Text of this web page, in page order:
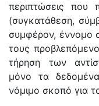
περιπτώσεις που
(συγκατάθεση,
συμφέρον, έννομο
τους
τήρηση των
μόνο τα
νόμιμο σκοπό για